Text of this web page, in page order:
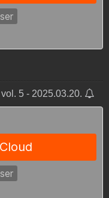
5 - 2025.03.20.